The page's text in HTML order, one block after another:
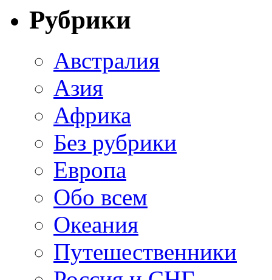
Рубрики
Австралия
Азия
Африка
Без рубрики
Европа
Обо всем
Океания
Путешественники